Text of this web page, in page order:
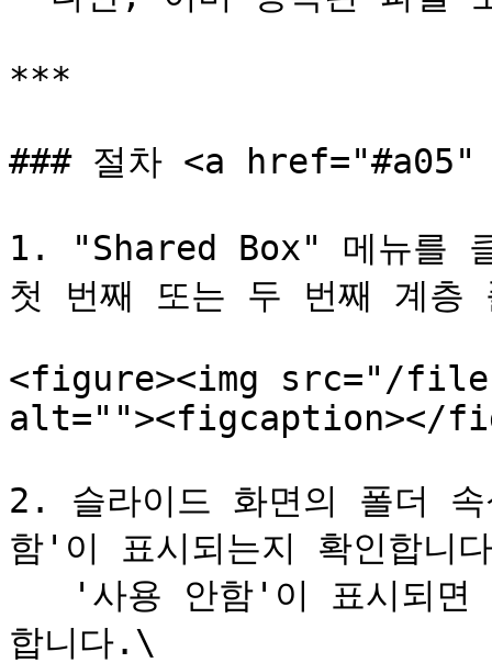
***
### 절차 <a
1. "Shared Box" 메뉴를 클
첫 번째 또는 두 번째 계층
<figure><img src="/files/
alt=""><figcaption></
2. 슬라이드 화면의 폴더
함'이 표시되는지 확인합니
합니다.\